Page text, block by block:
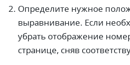
Определите нужное
выравнивание. Если
убрать отображение
странице, сняв